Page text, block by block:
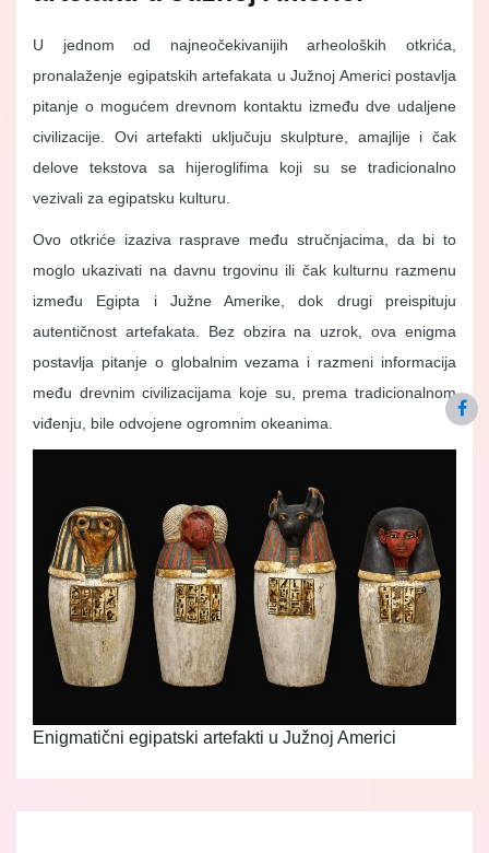
U jednom od najneočekivanijih arheoloških otkrića,
pronalaženje egipatskih artefakata u Južnoj Americi postavlja
pitanje o mogućem drevnom kontaktu između dve udaljene
civilizacije. Ovi artefakti uključuju skulpture, amajlije i čak
delove tekstova sa hijeroglifima koji su se tradicionalno
vezivali za egipatsku kulturu.
Ovo otkriće izaziva rasprave među stručnjacima, da bi to
moglo ukazivati na davnu trgovinu ili čak kulturnu razmenu
između Egipta i Južne Amerike, dok drugi preispituju
autentičnost artefakata. Bez obzira na uzrok, ova enigma
postavlja pitanje o globalnim vezama i razmeni informacija
među drevnim civilizacijama koje su, prema tradicionalnom
viđenju, bile odvojene ogromnim okeanima.
Enigmatični egipatski artefakti u Južnoj Americi